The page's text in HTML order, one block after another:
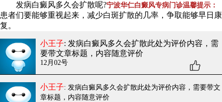
发病白癜风多久会扩散呢?宁波华仁白癜风专病门诊温馨提示：
患者们要能够重视起来，减少白斑扩散的几率，争取能够早日康
复。
小王子: 发病白癜风多久会扩散此处为评价内容，需
要带文章标题，内容随意评价
12月02号
小王子: 发病白癜风多久会扩散此处为评价内容，需要带文
章标题，内容随意评价